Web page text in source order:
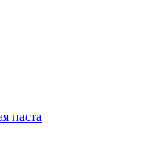
паста